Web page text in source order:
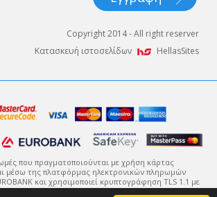
Copyright 2014 - All right reserver
Κατασκευή ιστοσελίδων
HellasSites
που πραγματοποιούνται με χρήση κάρτας
μέσω της πλατφόρμας ηλεκτρονικών πληρωμών
και χρησιμοποιεί κρυπτογράφηση TLS 1.1 με
128-bit (Secure Sockets Layer - SSL).